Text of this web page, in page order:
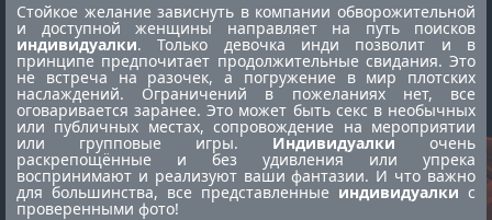
Стойкое желание зависнуть в компании обворожительной
и доступной женщины направляет на путь поисков
индивидуалки. Только девочка инди позволит и в
принципе предпочитает продолжительные свидания. Это
не встреча на разочек, а погружение в мир плотских
наслаждений. Ограничений в пожеланиях нет, все
оговаривается заранее. Это может быть секс в необычных
или публичных местах, сопровождение на мероприятии
или групповые игры. Индивидуалки очень
раскрепощённые и без удивления или упрека
воспринимают и реализуют ваши фантазии. И что важно
для большинства, все представленные индивидуалки с
проверенными фото!